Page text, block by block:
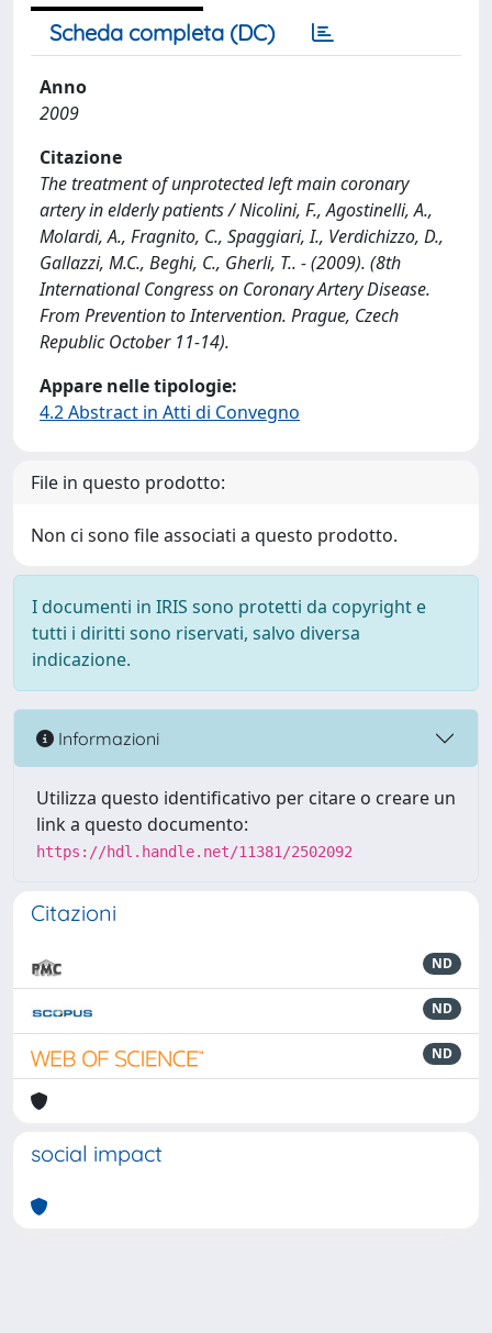
Scheda completa (DC)
Anno
2009
Citazione
The treatment of unprotected left main coronary
artery in elderly patients / Nicolini, F., Agostinelli, A.,
Molardi, A., Fragnito, C., Spaggiari, I., Verdichizzo, D.,
Gallazzi, M.C., Beghi, C., Gherli, T.. - (2009). (8th
International Congress on Coronary Artery Disease.
From Prevention to Intervention. Prague, Czech
Republic October 11-14).
Appare nelle tipologie:
4.2 Abstract in Atti di Convegno
File in questo prodotto:
Non ci sono file associati a questo prodotto.
I documenti in IRIS sono protetti da copyright e
tutti i diritti sono riservati, salvo diversa
indicazione.
Informazioni
Utilizza questo identificativo per citare o creare un
link a questo documento:
https://hdl.handle.net/11381/2502092
Citazioni
ND
ND
ND
social impact